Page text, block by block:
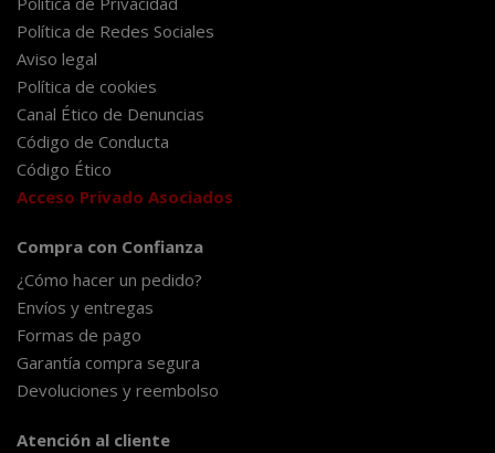
Política de Redes Sociales
Aviso legal
Política de cookies
Canal Ético de Denuncias
Código de Conducta
Código Ético
Acceso Privado Asociados
Compra con Confianza
¿Cómo hacer un pedido?
Envíos y entregas
Formas de pago
Garantía compra segura
Devoluciones y reembolso
Atención al cliente